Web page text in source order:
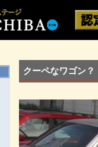
クーペなワゴン